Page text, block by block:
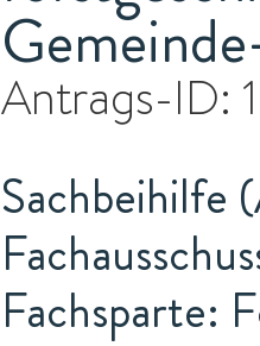
Antrags-ID:
Sachbeihilfe
Fachsparte: